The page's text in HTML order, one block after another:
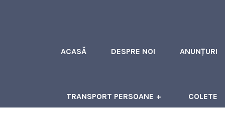
ACASĂ DESPRE NOI ANUNȚURI
TRANSPORT PERSOANE COLETE